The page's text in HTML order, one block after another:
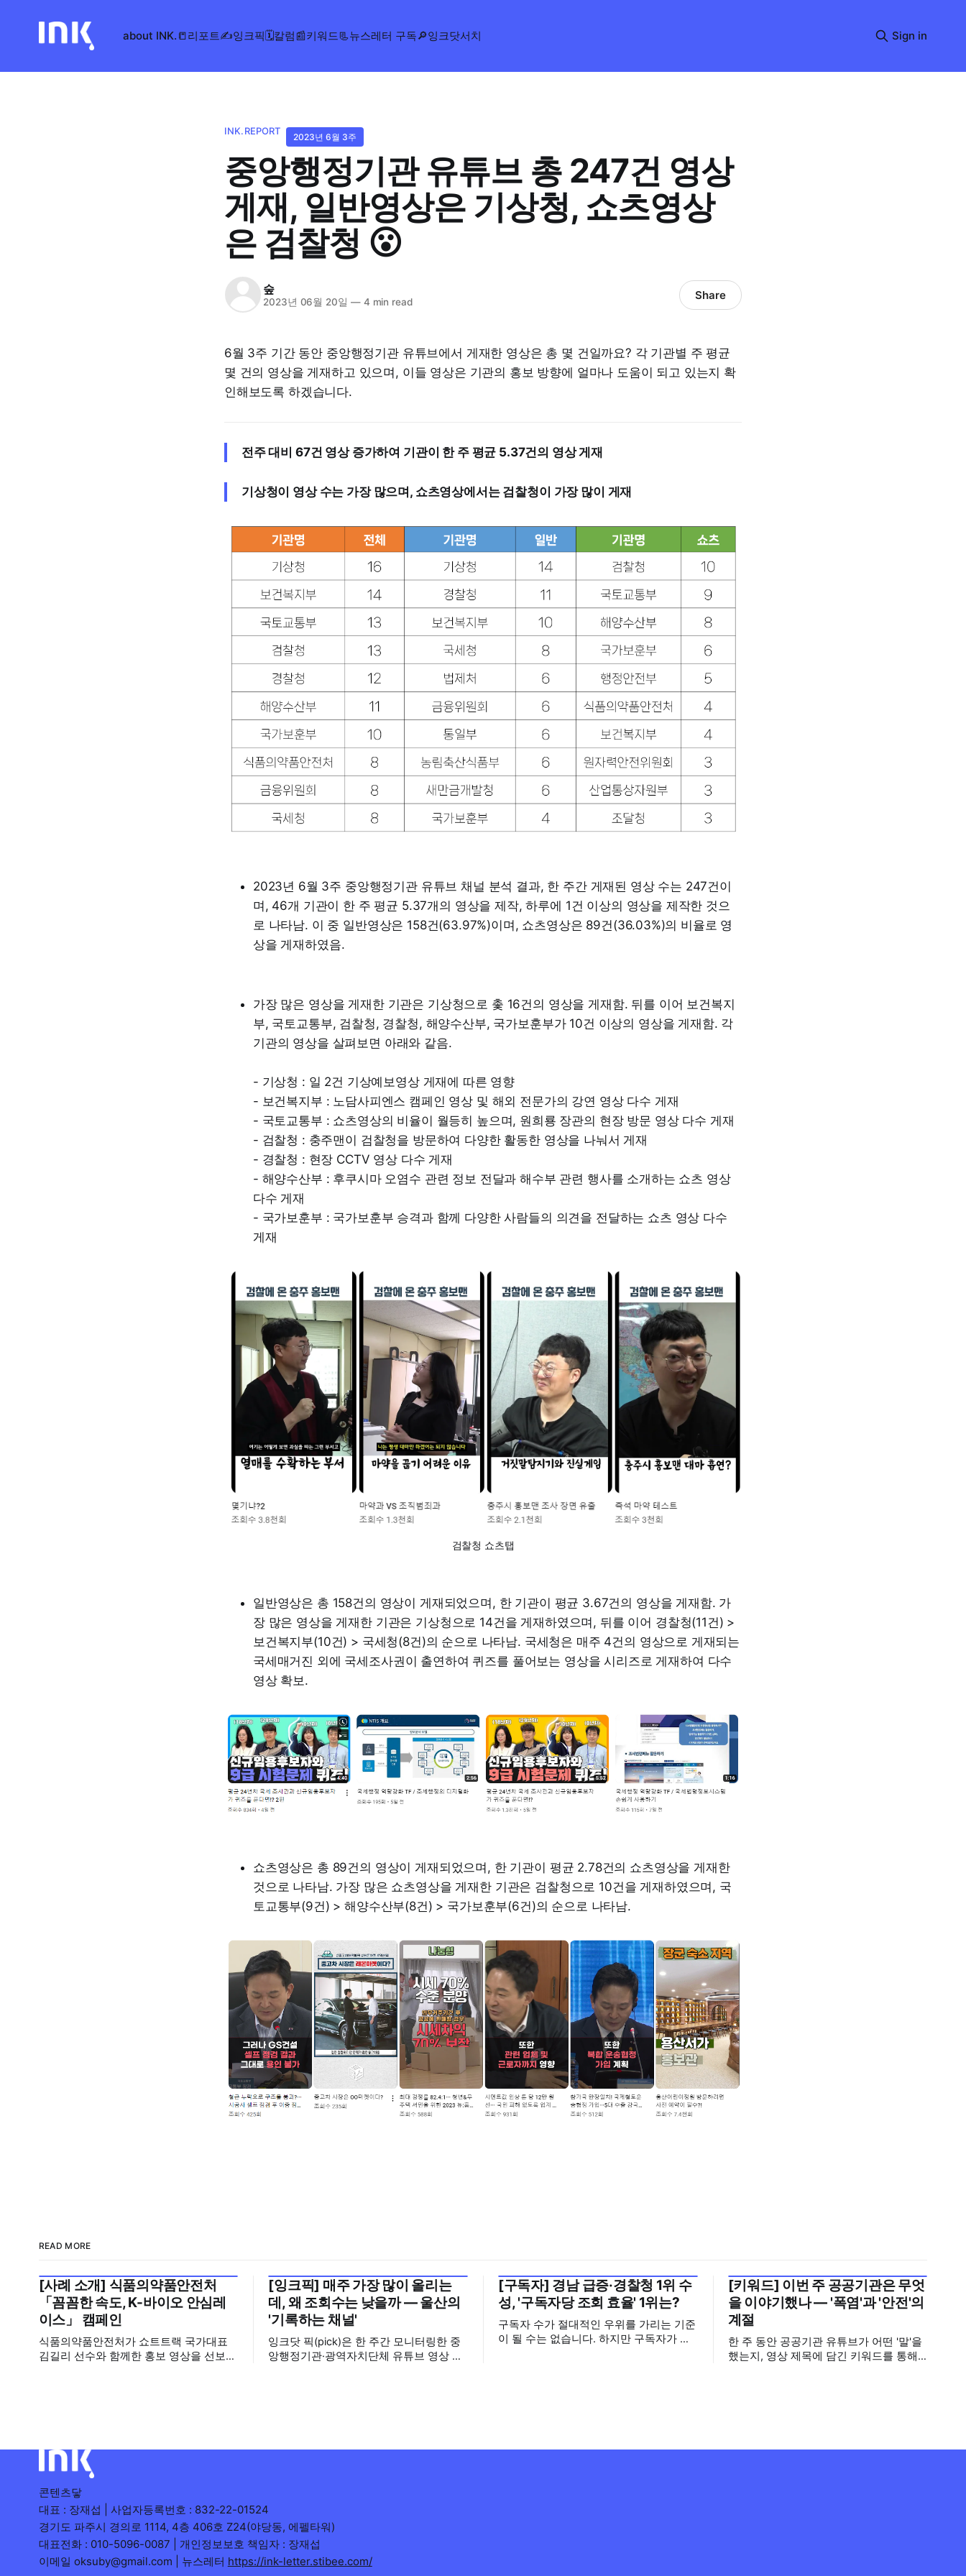
about INK.📒리포트✍️잉크픽🗓️칼럼📰키워드📃뉴스레터 구독🔎잉크닷서치 Sign in
INK.REPORT
2023년 6월 3주
중앙행정기관 유튜브 총 247건 영상
게재, 일반영상은 기상청, 쇼츠영상
은 검찰청 😮
숲
2023년 06월 20일 —4 min read Share
6월 3주 기간 동안 중앙행정기관 유튜브에서 게재한 영상은 총 몇 건일까요? 각 기관별 주 평균
몇 건의 영상을 게재하고 있으며, 이들 영상은 기관의 홍보 방향에 얼마나 도움이 되고 있는지 확
인해보도록 하겠습니다.
전주 대비 67건 영상 증가하여 기관이 한 주 평균 5.37건의 영상 게재
기상청이 영상 수는 가장 많으며, 쇼츠영상에서는 검찰청이 가장 많이 게재
2023년 6월 3주 중앙행정기관 유튜브 채널 분석 결과, 한 주간 게재된 영상 수는 247건이
며, 46개 기관이 한 주 평균 5.37개의 영상을 제작, 하루에 1건 이상의 영상을 제작한 것으
로 나타남. 이 중 일반영상은 158건(63.97%)이며, 쇼츠영상은 89건(36.03%)의 비율로 영
상을 게재하였음.
가장 많은 영상을 게재한 기관은 기상청으로 촟 16건의 영상을 게재함. 뒤를 이어 보건복지
부, 국토교통부, 검찰청, 경찰청, 해양수산부, 국가보훈부가 10건 이상의 영상을 게재함. 각
기관의 영상을 살펴보면 아래와 같음.
- 기상청 : 일 2건 기상예보영상 게재에 따른 영향
- 보건복지부 : 노담사피엔스 캠페인 영상 및 해외 전문가의 강연 영상 다수 게재
- 국토교통부 : 쇼츠영상의 비율이 월등히 높으며, 원희룡 장관의 현장 방문 영상 다수 게재
- 검찰청 : 충주맨이 검찰청을 방문하여 다양한 활동한 영상을 나눠서 게재
- 경찰청 : 현장 CCTV 영상 다수 게재
- 해양수산부 : 후쿠시마 오염수 관련 정보 전달과 해수부 관련 행사를 소개하는 쇼츠 영상
다수 게재
- 국가보훈부 : 국가보훈부 승격과 함께 다양한 사람들의 의견을 전달하는 쇼츠 영상 다수
게재
검찰청 쇼츠탭
일반영상은 총 158건의 영상이 게재되었으며, 한 기관이 평균 3.67건의 영상을 게재함. 가
장 많은 영상을 게재한 기관은 기상청으로 14건을 게재하였으며, 뒤를 이어 경찰청(11건) >
보건복지부(10건) > 국세청(8건)의 순으로 나타남. 국세청은 매주 4건의 영상으로 게재되는
국세매거진 외에 국세조사권이 출연하여 퀴즈를 풀어보는 영상을 시리즈로 게재하여 다수
영상 확보.
쇼츠영상은 총 89건의 영상이 게재되었으며, 한 기관이 평균 2.78건의 쇼츠영상을 게재한
것으로 나타남. 가장 많은 쇼츠영상을 게재한 기관은 검찰청으로 10건을 게재하였으며, 국
토교통부(9건) > 해양수산부(8건) > 국가보훈부(6건)의 순으로 나타남.
READ MORE
2026년 7월 5주
[사례 소개] 식품의약품안전처
「꼼꼼한 속도, K-바이오 안심레
이스」 캠페인
식품의약품안전처가 쇼트트랙 국가대표
김길리 선수와 함께한 홍보 영상을 선보였
이미지에 빗대어 풀어낸 것이 특징입니다.
'빠르지만
2026년 7월 5주
[잉크픽] 매주 가장 많이 올리는
데, 왜 조회수는 낮을까 — 울산의
'기록하는 채널'
잉크닷 픽(pick)은 한 주간 모니터링한 중
앙행정기관·광역자치단체 유튜브 영상 가
2026년 7월 5주
[구독자] 경남 급증·경찰청 1위 수
성, '구독자당 조회 효율' 1위는?
구독자 수가 절대적인 우위를 가리는 기준
이 될 수는 없습니다. 하지만 구독자가 많
2026년 7월 5주
[키워드] 이번 주 공공기관은 무엇
을 이야기했나 — '폭염'과 '안전'의
계절
한 주 동안 공공기관 유튜브가 어떤 '말'을
했는지, 영상 제목에 담긴 키워드를 통해
콘텐츠닿
대표 : 장재섭 | 사업자등록번호 : 832-22-01524
경기도 파주시 경의로 1114, 4층 406호 Z24(야당동, 에펠타워)
대표전화 : 010-5096-0087 | 개인정보보호 책임자 : 장재섭
이메일 oksuby@gmail.com | 뉴스레터 https://ink-letter.stibee.com/